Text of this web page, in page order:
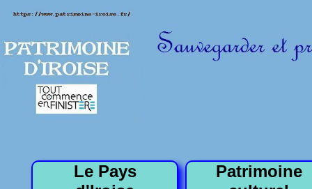
Le Pays
Patrimoine